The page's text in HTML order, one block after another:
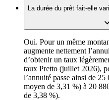
La durée du prêt fait-elle
Oui. Pour un même
augmente nettement
d’obtenir un taux
taux Pretto (juillet 2026),
l’annuité passe ainsi de
moyen de 3,31 %) à 20
de 3,38 %).